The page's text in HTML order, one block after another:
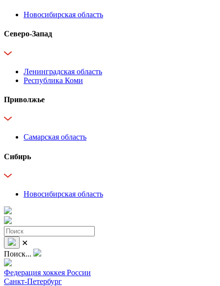
Новосибирская область
Северо-Запад
Ленинградская область
Республика Коми
Приволжье
Самарская область
Сибирь
Новосибирская область
✕
Поиск...
Федерация хоккея России
Санкт-Петербург